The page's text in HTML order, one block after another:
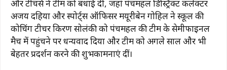
और टीचर्स ने टीम को बधाई दी, जहां पंचमहल डिस्ट्रिक्ट कलेक्टर
अजय दहिया और स्पोर्ट्स ऑफिसर मयूरीबेन गोहिल ने स्कूल की
कोचिंग टीचर किरण सोलंकी को पंचमहल की टीम के सेमीफाइनल
मैच में पहुंचने पर धन्यवाद दिया और टीम को अगले साल और भी
बेहतर प्रदर्शन करने की शुभकामनाएं दीं।